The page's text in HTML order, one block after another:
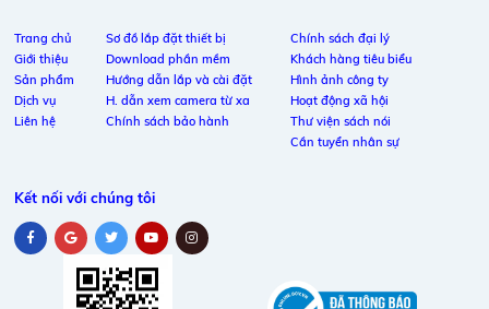
Trang chủ
Giới thiệu
Sản phẩm
Dịch vụ
Liên hệ
Sơ đồ lắp đặt thiết bị
Download phần mềm
Hướng dẫn lắp và cài đặt
H. dẫn xem camera từ xa
Chính sách bảo hành
Chính sách đại lý
Khách hàng tiêu biểu
Hình ảnh công ty
Hoạt động xã hội
Thư viện sách nói
Cần tuyển nhân sự
Kết nối với chúng tôi